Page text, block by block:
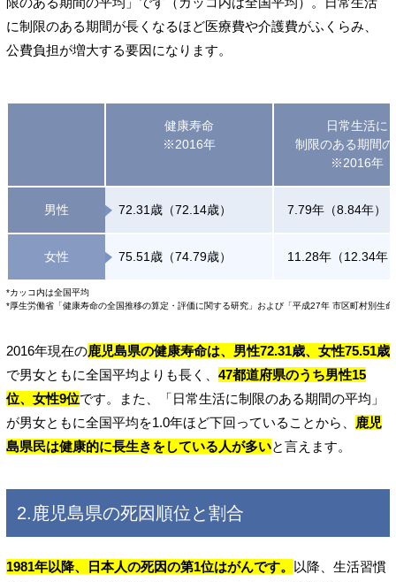
に制限のある期間が長くなるほど医療費や介護費がふくらみ、
公費負担が増大する要因になります。
健康寿命
※2016年
日常生活に
制限のある期間
※2016年
男性 72.31歳（72.14歳） 7.79年（8.84年）
女性 75.51歳（74.79歳） 11.28年（12.34年
*カッコ内は全国平均
*厚生労働省「健康寿命の全国推移の算定・評価に関する研究」および「平成27年 市区町村別生
2016年現在の鹿児島県の健康寿命は、男性72.31歳、女性75.51歳
で男女ともに全国平均よりも長く、 47都道府県のうち男性15
位、女性9位です。また、「日常生活に制限のある期間の平均」
が男女ともに全国平均を1.0年ほど下回っていることから、
鹿児
島県民は健康的に長生きをしている人が多いと言えます。
2.鹿児島県の死因順位と割合
1981年以降、日本人の死因の第1位はがんです。
以降、生活習慣